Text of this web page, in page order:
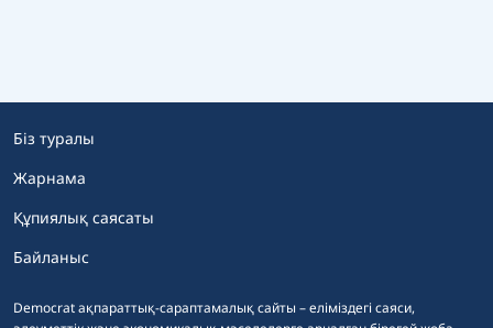
Democrat ақпараттық-сараптамалық сайты – еліміздегі саяси,
Біз туралы
Жарнама
Құпиялық саясаты
Байланыс